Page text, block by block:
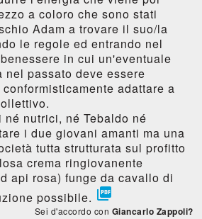
a coloro che sono stati
Adam a trovare il suo/la
le regole ed entrando nel
in cui un'eventuale
nel passato deve essere
adattare a
nutrici, né Tebaldo né
i due giovani amanti ma una
tutta strutturata sul profitto
crema ringiovanente
api rosa) funge da cavallo di
possibile. 
Sei d'accordo con Giancarlo Zappoli?